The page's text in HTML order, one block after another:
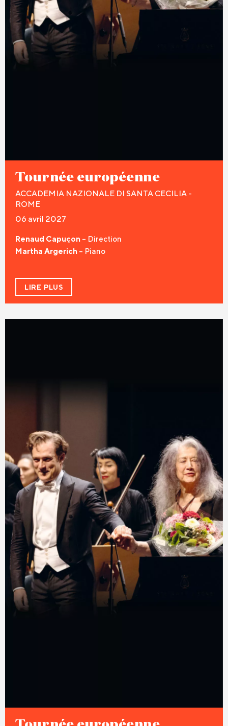
Tournée européenne
ACCADEMIA NAZIONALE DI SANTA CECILIA -
ROME
06 avril 2027
Renaud Capuçon – Direction
Martha Argerich – Piano
LIRE PLUS